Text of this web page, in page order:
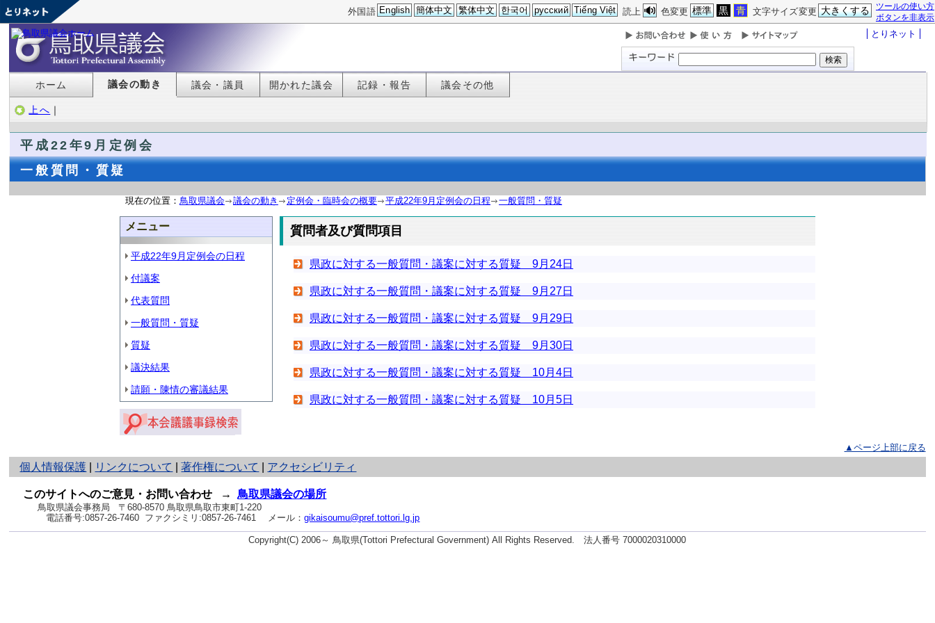
ツールの使い方
ボタンを非表示
文字サイズ変更 大きくする
色変更 標準 黒 青
読上
外国語 English 簡体中文 繁体中文 한국어 русский Tiếng Việt
とりネット
ホーム 議会の動き 議会・議員 開かれた議会 記録・報告 議会その他
上へ ｜
平成22年9月定例会
一般質問・質疑
現在の位置： 鳥取県議会 議会の動き 定例会・臨時会の概要 平成22年9月定例会の日程 一般質問・質疑
メニュー
平成22年9月定例会の日程
付議案
代表質問
一般質問・質疑
質疑
議決結果
請願・陳情の審議結果
質問者及び質問項目
県政に対する一般質問・議案に対する質疑 9月24日
県政に対する一般質問・議案に対する質疑 9月27日
県政に対する一般質問・議案に対する質疑 9月29日
県政に対する一般質問・議案に対する質疑 9月30日
県政に対する一般質問・議案に対する質疑 10月4日
県政に対する一般質問・議案に対する質疑 10月5日
▲ページ上部に戻る
個人情報保護
と
り
ネ
ッ
ト
へ
リンクについて |著作権について アクセシビリティ
このサイトへのご意見・お問い合わせ →鳥取県議会の場所
鳥取県議会事務局
〒680-8570 鳥取県鳥取市東町1-220
電話番号:0857-26-7460 ファクシミリ:0857-26-7461 メール：gikaisoumu@pref.tottori.lg.jp
Copyright(C) 2006～ 鳥取県(Tottori Prefectural Government) All Rights Reserved. 法人番号 7000020310000